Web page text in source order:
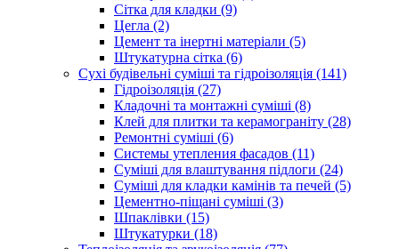
Сітка для кладки (9)
Цегла (2)
Цемент та інертні матеріали (5)
Штукатурна сітка (6)
Сухі будівельні суміші та гідроізоляція (141)
Гідроізоляція (27)
Кладочні та монтажні суміші (8)
Клей для плитки та керамограніту (28)
Ремонтні суміші (6)
Системы утепления фасадов (11)
Суміші для влаштування підлоги (24)
Суміші для кладки камінів та печей (5)
Цементно-піщані суміші (3)
Шпаклівки (15)
Штукатурки (18)